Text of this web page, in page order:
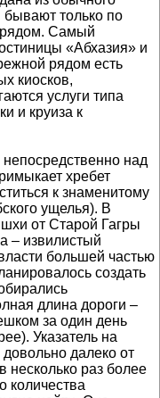
только по
Самый
«Абхазия» и
рядом есть
киосков,
услуги типа
и круиза к
над
хребет
к знаменитому
ущелья). В
от Старой Гагры
– извилистый
большей частью
создать
длина дороги –
за один день
Указатель на
далеко от
несколько раз более
количества